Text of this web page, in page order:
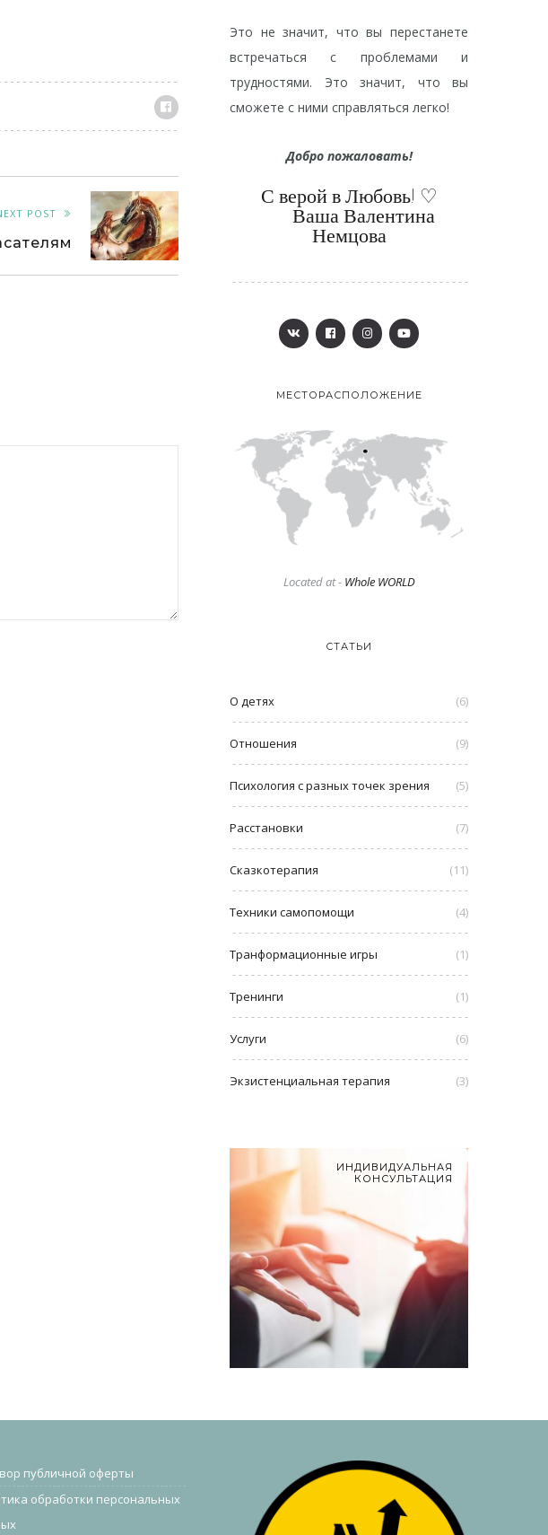
POST
Это не значит, что вы перестанете
встречаться с проблемами и
трудностями. Это значит, что вы
сможете с ними справляться легко!
Добро пожаловать!
С верой в Любовь! ‌♡
⠀⠀Ваша Валентина
Немцова
МЕСТОРАСПОЛОЖЕНИЕ
Located at - Whole WORLD
СТАТЬИ
О детях (6)
Отношения (9)
Психология с разных точек зрения (5)
Расстановки (7)
Сказкотерапия (11)
Техники самопомощи (4)
Транформационные игры (1)
Тренинги (1)
Услуги (6)
Экзистенциальная терапия (3)
ИНДИВИДУАЛЬНАЯ
КОНСУЛЬТАЦИЯ
публичной оферты
обработки персональных